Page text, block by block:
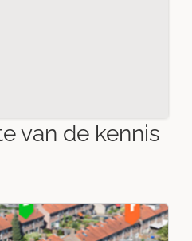
van de kennis